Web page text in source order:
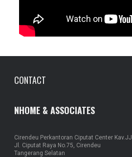
CONTACT
NHOME & ASSOCIATES
Cirendeu Perkantoran Ciputat Center Kav.JJ
Jl. Ciputat Raya No.75, Cirendeu
Tangerang Selatan